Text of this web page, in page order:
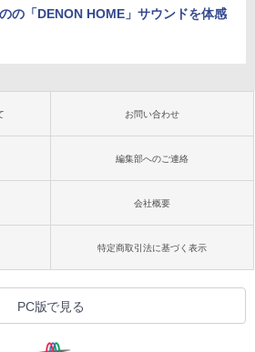
の「DENON HOME」サウンドを体感
お問い合わせ
編集部へのご連絡
会社概要
特定商取引法に基づく表示
PC版で見る